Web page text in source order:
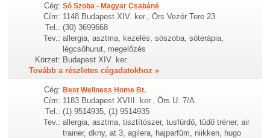
Cég: Só Szoba - Magyar Csabáné
Cím: 1148 Budapest XIV. ker., Örs Vezér Tere 23.
Tel.: (30) 3699668
Tev.: allergia, asztma, kezelés, sószoba, sóterápia,
légcsőhurut, megelőzés
Körzet: Budapest XIV. ker.
Tovább a részletes cégadatokhoz »
Cég: Best Wellness Home Bt.
Cím: 1183 Budapest XVIII. ker., Örs U. 7/A.
Tel.: (1) 9514935, (1) 9514935
Tev.: allergia, asztma, tisztítószer, tusfürdő, tüdő tréner, air
trainer, dkny, at 3, agilera, hajparfüm, niikken, hugo